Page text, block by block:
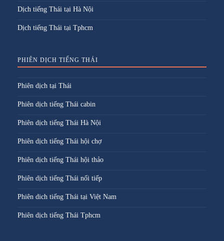
Dịch tiếng Thái tại Hà Nội
Dịch tiếng Thái tại Tphcm
PHIÊN DỊCH TIẾNG THÁI
Phiên dịch tại Thái
Phiên dịch tiếng Thái cabin
Phiên dịch tiếng Thái Hà Nội
Phiên dịch tiếng Thái hội chợ
Phiên dịch tiếng Thái hội thảo
Phiên dịch tiếng Thái nối tiếp
Phiên dich tiếng Thái tại Việt Nam
Phiên dịch tiếng Thái Tphcm